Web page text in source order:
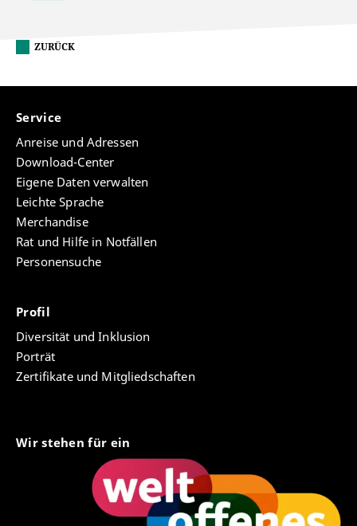
ZURÜCK
Service
Anreise und Adressen
Download-Center
Eigene Daten verwalten
Leichte Sprache
Merchandise
Rat und Hilfe in Notfällen
Personensuche
Profil
Diversität und Inklusion
Porträt
Zertifikate und Mitgliedschaften
Wir stehen für ein